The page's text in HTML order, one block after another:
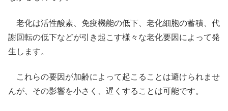
老化は活性酸素、免疫機能の低下、老化細胞の蓄積、代
謝回転の低下などが引き起こす様々な老化要因によって発
生します。
これらの要因が加齢によって起こることは避けられませ
んが、その影響を小さく、遅くすることは可能です。